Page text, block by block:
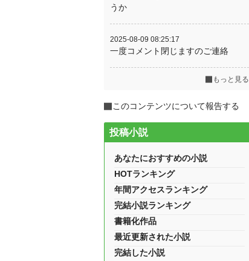
うか
2025-08-09 08:25:17
一度コメント閉じますのご連絡
もっと見る
このコンテンツについて報告する
投稿小説
あなたにおすすめの小説
HOTランキング
年間アクセスランキング
完結小説ランキング
書籍化作品
最近更新された小説
完結した小説